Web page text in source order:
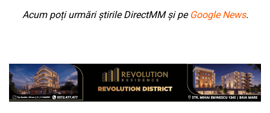
Acum poți urmări știrile DirectMM și pe Google News.